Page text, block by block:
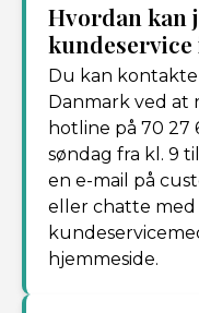
Hvordan kan
kundeservice
Du kan
Danmark ved at
hotline på 70 27
søndag fra kl. 9
en e-mail på
eller chatte med
hjemmeside.